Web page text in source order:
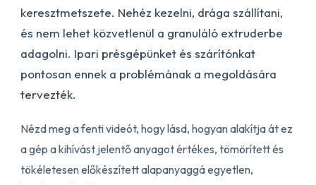
keresztmetszete. Nehéz kezelni, drága szállítani,
és nem lehet közvetlenül a granuláló extruderbe
adagolni. Ipari présgépünket és szárítónkat
pontosan ennek a problémának a megoldására
tervezték.
Nézd meg a fenti videót, hogy lásd, hogyan alakítja át ez
a gép a kihívást jelentő anyagot értékes, tömörített és
tökéletesen előkészített alapanyaggá egyetlen,